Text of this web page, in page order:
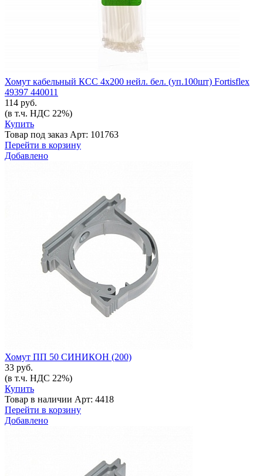
Хомут кабельный КСС 4х200 нейл. бел. (уп.100шт) Fortisflex
49397 440011
114 руб.
(в т.ч. НДС 22%)
Купить
Товар под заказ Арт: 101763
Перейти в корзину
Добавлено
Хомут ПП 50 СИНИКОН (200)
33 руб.
(в т.ч. НДС 22%)
Купить
Товар в наличии Арт: 4418
Перейти в корзину
Добавлено